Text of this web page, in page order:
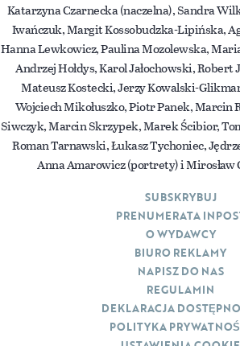
Katarzyna Czarnecka (naczelna), Sandra
Iwańczuk, Margit Kossobudzka-Lipińska,
Hanna Lewkowicz, Paulina Mozolewska,
Andrzej Hołdys, Karol Jałochowski, Robert
Mateusz Kostecki, Jerzy Kowalski-
Wojciech Mikołuszko, Piotr Panek, Marcin
Siwczyk, Marcin Skrzypek, Marek Ścibior,
Roman Tarnawski, Łukasz Tychoniec,
Anna Amarowicz (portrety) i Mirosław
SUBSKRYBUJ
PRENUMERATA
O WYDAWCY
BIURO REKLAMY
NAPISZ DO NAS
REGULAMIN
DEKLARACJA
POLITYKA